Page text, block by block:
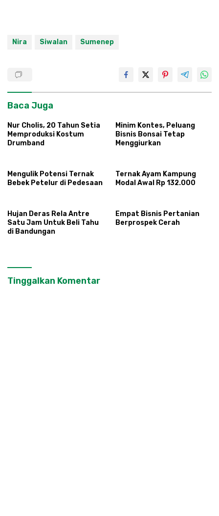
Nira Siwalan Sumenep
Baca Juga
Nur Cholis, 20 Tahun Setia
Memproduksi Kostum
Drumband
Minim Kontes, Peluang
Bisnis Bonsai Tetap
Menggiurkan
Mengulik Potensi Ternak
Bebek Petelur di Pedesaan
Ternak Ayam Kampung
Modal Awal Rp 132.000
Hujan Deras Rela Antre
Satu Jam Untuk Beli Tahu
di Bandungan
Empat Bisnis Pertanian
Berprospek Cerah
Tinggalkan Komentar